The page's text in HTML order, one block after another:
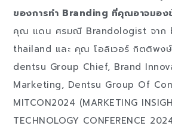
ของการทำ Branding ที่คุณอาจมอง
คุณ แดน ศรมณี Brandologist จาก
thailand และ คุณ โอลิเวอร์ กิตติพงษ์
dentsu Group Chief, Brand
Marketing, Dentsu Group Of
MITCON2024 (MARKETING
TECHNOLOGY CONFERENCE